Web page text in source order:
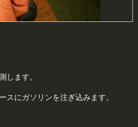
します。
スにガソリンを注ぎ込みます。